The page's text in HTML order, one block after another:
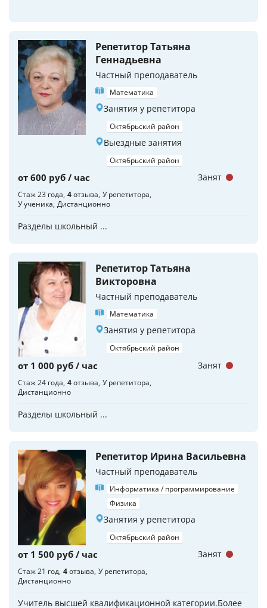
Репетитор Татьяна
Геннадьевна
Частный преподаватель
Математика
Занятия у репетитора
Октябрьский район
Выездные занятия
Октябрьский район
от 600 руб / час
Стаж 23 года 4отзыва У репетитора
У ученика Дистанционно
Разделы школьный ...
Занят
Репетитор Татьяна
Викторовна
Частный преподаватель
Математика
Занятия у репетитора
Октябрьский район
от 1 000 руб / час
Стаж 24 года 4отзыва У репетитора
Дистанционно
Разделы школьный ...
Занят
Репетитор Ирина Васильевна
Частный преподаватель
Информатика / программирование
Физика
Занятия у репетитора
Октябрьский район
от 1 500 руб / час
Стаж 21 год 4отзыва У репетитора
Дистанционно
Учитель высшей квалификационной категории.Более
Занят